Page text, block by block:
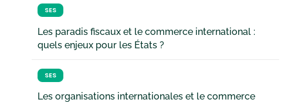
SES
Les paradis fiscaux et le commerce international :
quels enjeux pour les États ?
SES
Les organisations internationales et le commerce